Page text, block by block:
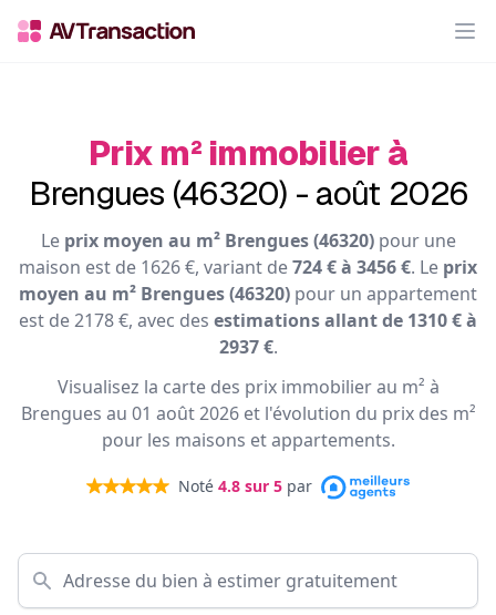
Prix m² immobilier à
Brengues (46320) - août 2026
Le prix moyen au m² Brengues (46320)pour une
maison est de 1626 €, variant de724 € à 3456 €. Le prix
moyen au m² Brengues (46320) pour un appartement
est de 2178 €, avec des estimations allant de 1310 € à
2937 €.
Visualisez la carte des prix immobilier au m² à
Brengues au 01 août 2026 et l'évolution du prix des m²
pour les maisons et appartements.
Noté 4.8 sur 5 par